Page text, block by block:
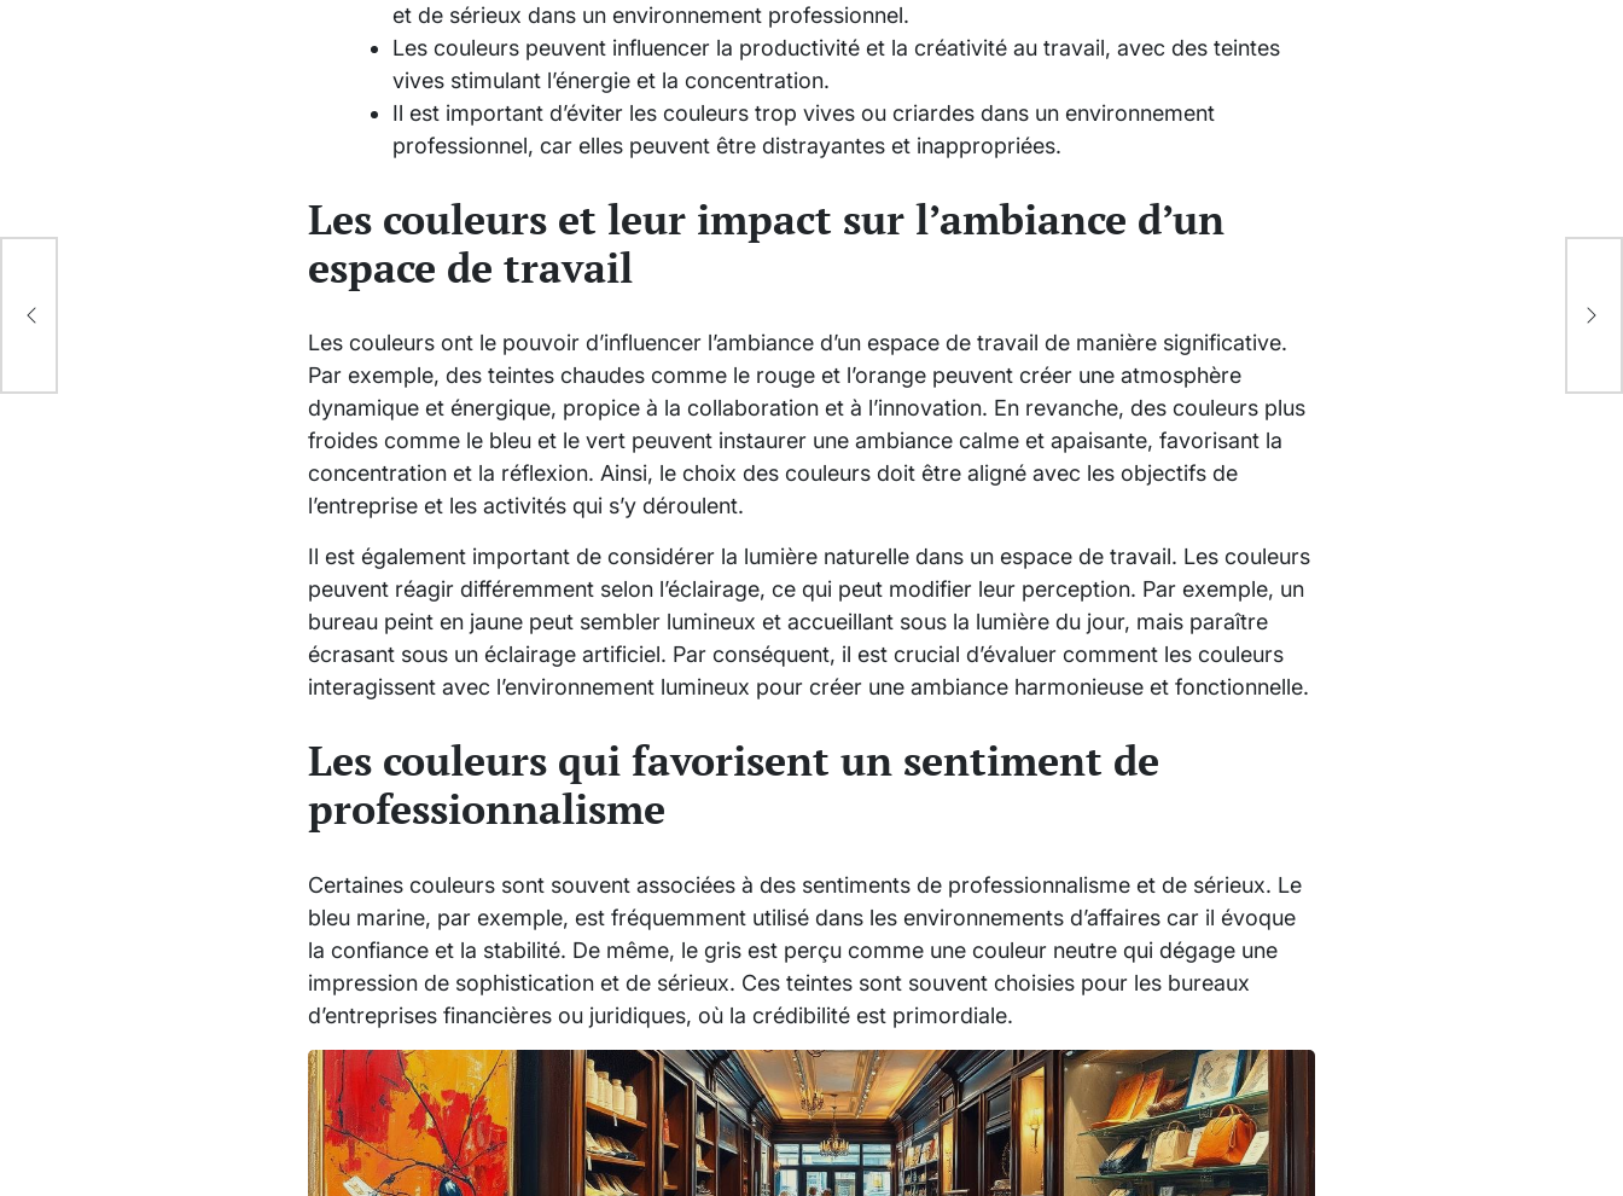
et de sérieux dans un environnement professionnel.
Les couleurs peuvent influencer la productivité et la créativité au travail, avec des teintes
vives stimulant l’énergie et la concentration.
Il est important d’éviter les couleurs trop vives ou criardes dans un environnement
professionnel, car elles peuvent être distrayantes et inappropriées.
Les couleurs et leur impact sur l’ambiance d’un
espace de travail
Les couleurs ont le pouvoir d’influencer l’ambiance d’un espace de travail de manière significative.
Par exemple, des teintes chaudes comme le rouge et l’orange peuvent créer une atmosphère
dynamique et énergique, propice à la collaboration et à l’innovation. En revanche, des couleurs plus
froides comme le bleu et le vert peuvent instaurer une ambiance calme et apaisante, favorisant la
concentration et la réflexion. Ainsi, le choix des couleurs doit être aligné avec les objectifs de
l’entreprise et les activités qui s’y déroulent.
Il est également important de considérer la lumière naturelle dans un espace de travail. Les couleurs
peuvent réagir différemment selon l’éclairage, ce qui peut modifier leur perception. Par exemple, un
bureau peint en jaune peut sembler lumineux et accueillant sous la lumière du jour, mais paraître
écrasant sous un éclairage artificiel. Par conséquent, il est crucial d’évaluer comment les couleurs
interagissent avec l’environnement lumineux pour créer une ambiance harmonieuse et fonctionnelle.
Les couleurs qui favorisent un sentiment de
professionnalisme
Certaines couleurs sont souvent associées à des sentiments de professionnalisme et de sérieux. Le
bleu marine, par exemple, est fréquemment utilisé dans les environnements d’affaires car il évoque
la confiance et la stabilité. De même, le gris est perçu comme une couleur neutre qui dégage une
impression de sophistication et de sérieux. Ces teintes sont souvent choisies pour les bureaux
d’entreprises financières ou juridiques, où la crédibilité est primordiale.